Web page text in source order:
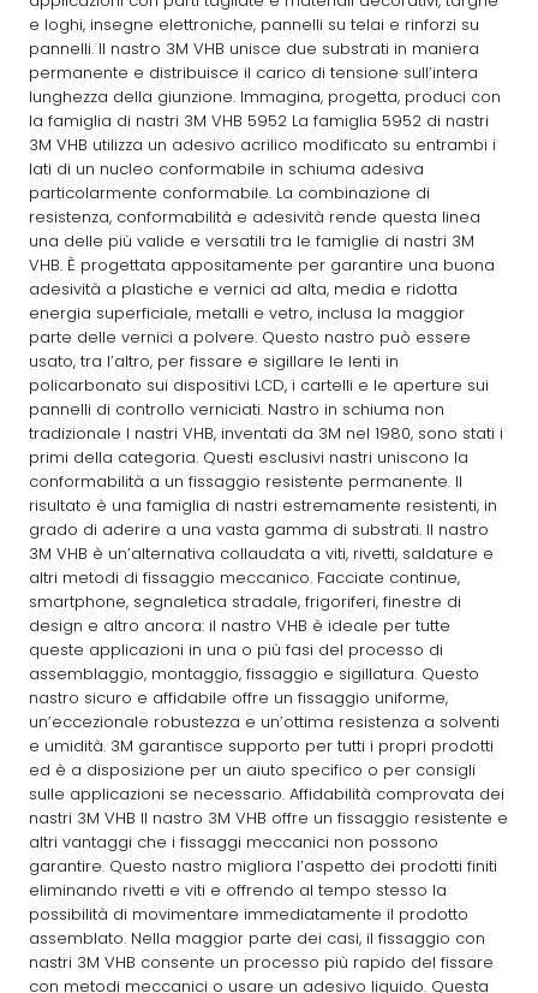
e loghi, insegne elettroniche, pannelli su telai e rinforzi su
pannelli. Il nastro 3M VHB unisce due substrati in maniera
permanente e distribuisce il carico di tensione sull’intera
lunghezza della giunzione. Immagina, progetta, produci con
la famiglia di nastri 3M VHB 5952 La famiglia 5952 di nastri
3M VHB utilizza un adesivo acrilico modificato su entrambi i
lati di un nucleo conformabile in schiuma adesiva
particolarmente conformabile. La combinazione di
resistenza, conformabilità e adesività rende questa linea
una delle più valide e versatili tra le famiglie di nastri 3M
VHB. È progettata appositamente per garantire una buona
adesività a plastiche e vernici ad alta, media e ridotta
energia superficiale, metalli e vetro, inclusa la maggior
parte delle vernici a polvere. Questo nastro può essere
usato, tra l’altro, per fissare e sigillare le lenti in
policarbonato sui dispositivi LCD, i cartelli e le aperture sui
pannelli di controllo verniciati. Nastro in schiuma non
tradizionale I nastri VHB, inventati da 3M nel 1980, sono stati i
primi della categoria. Questi esclusivi nastri uniscono la
conformabilità a un fissaggio resistente permanente. Il
risultato è una famiglia di nastri estremamente resistenti, in
grado di aderire a una vasta gamma di substrati. Il nastro
3M VHB è un’alternativa collaudata a viti, rivetti, saldature e
altri metodi di fissaggio meccanico. Facciate continue,
smartphone, segnaletica stradale, frigoriferi, finestre di
design e altro ancora: il nastro VHB è ideale per tutte
queste applicazioni in una o più fasi del processo di
assemblaggio, montaggio, fissaggio e sigillatura. Questo
nastro sicuro e affidabile offre un fissaggio uniforme,
un’eccezionale robustezza e un’ottima resistenza a solventi
e umidità. 3M garantisce supporto per tutti i propri prodotti
ed è a disposizione per un aiuto specifico o per consigli
sulle applicazioni se necessario. Affidabilità comprovata dei
nastri 3M VHB Il nastro 3M VHB offre un fissaggio resistente e
altri vantaggi che i fissaggi meccanici non possono
garantire. Questo nastro migliora l’aspetto dei prodotti finiti
eliminando rivetti e viti e offrendo al tempo stesso la
possibilità di movimentare immediatamente il prodotto
assemblato. Nella maggior parte dei casi, il fissaggio con
nastri 3M VHB consente un processo più rapido del fissare
con metodi meccanici o usare un adesivo liquido. Questa